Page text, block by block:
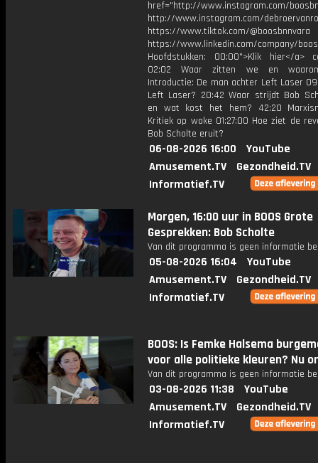
href="http://www.instagram.com/
http://www.instagram.com/
https://www.tiktok.com/@boosbnnvara
https://www.linkedin.com/company/
Hoofdstukken: 00:00">Klik hier</a>
02:02 Waar zitten we en
Introductie: De man achter Left Laser
Left Laser? 20:42 Waar strijdt Bob
en wat kost het hem? 42:20
Kritiek op woke 01:27:00 Hoe ziet de
Bob Scholte eruit?
06-08-2026 16:00
YouTube
Amusement.TV
Gezondheid.TV
Informatief.TV
Morgen, 16:00 uur in BOOS Grote
Gesprekken: Bob Scholte
Van dit programma is geen informatie
05-08-2026 16:04
YouTube
Amusement.TV
Gezondheid.TV
Informatief.TV
BOOS: Is Femke Halsema
voor alle politieke kleuren? Nu
Van dit programma is geen informatie
03-08-2026 11:38
YouTube
Amusement.TV
Gezondheid.TV
Informatief.TV